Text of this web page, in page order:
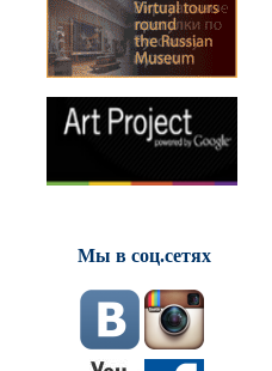
Мы в соц.сетях